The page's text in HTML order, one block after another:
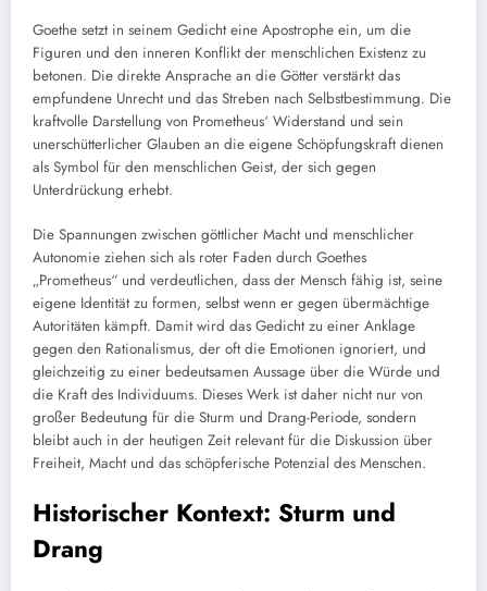
Goethe setzt in seinem Gedicht eine Apostrophe ein, um die
Figuren und den inneren Konflikt der menschlichen Existenz zu
betonen. Die direkte Ansprache an die Götter verstärkt das
empfundene Unrecht und das Streben nach Selbstbestimmung. Die
kraftvolle Darstellung von Prometheus‘ Widerstand und sein
unerschütterlicher Glauben an die eigene Schöpfungskraft dienen
als Symbol für den menschlichen Geist, der sich gegen
Unterdrückung erhebt.
Die Spannungen zwischen göttlicher Macht und menschlicher
Autonomie ziehen sich als roter Faden durch Goethes
„Prometheus“ und verdeutlichen, dass der Mensch fähig ist, seine
eigene Identität zu formen, selbst wenn er gegen übermächtige
Autoritäten kämpft. Damit wird das Gedicht zu einer Anklage
gegen den Rationalismus, der oft die Emotionen ignoriert, und
gleichzeitig zu einer bedeutsamen Aussage über die Würde und
die Kraft des Individuums. Dieses Werk ist daher nicht nur von
großer Bedeutung für die Sturm und Drang-Periode, sondern
bleibt auch in der heutigen Zeit relevant für die Diskussion über
Freiheit, Macht und das schöpferische Potenzial des Menschen.
Historischer Kontext: Sturm und
Drang